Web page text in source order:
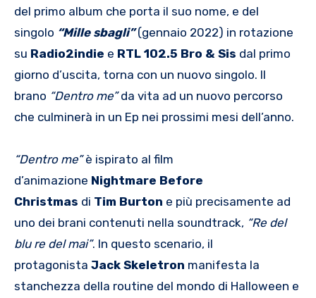
del primo album che porta il suo nome, e del
singolo “Mille sbagli”(gennaio 2022) in rotazione
su Radio2indie e RTL 102.5 Bro & Sis dal primo
giorno d’uscita, torna con un nuovo singolo. Il
brano “Dentro me”da vita ad un nuovo percorso
che culminerà in un Ep nei prossimi mesi dell’anno.
“Dentro me”è ispirato al film
d’animazione Nightmare Before
Christmas di Tim Burton e più precisamente ad
uno dei brani contenuti nella soundtrack, “Re del
blu re del mai”. In questo scenario, il
protagonista Jack Skeletron manifesta la
stanchezza della routine del mondo di Halloween e